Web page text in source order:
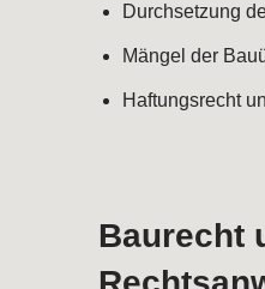
Durchsetzung
Mängel der
Haftungsrecht
Baurecht